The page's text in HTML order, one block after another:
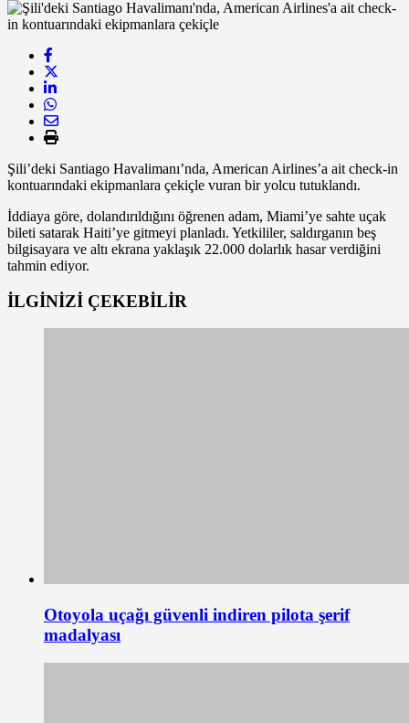
Şili’deki Santiago Havalimanı’nda, American Airlines’a ait check-in
kontuarındaki ekipmanlara çekiçle vuran bir yolcu tutuklandı.
İddiaya göre, dolandırıldığını öğrenen adam, Miami’ye sahte uçak
bileti satarak Haiti’ye gitmeyi planladı. Yetkililer, saldırganın beş
bilgisayara ve altı ekrana yaklaşık 22.000 dolarlık hasar verdiğini
tahmin ediyor.
İLGİNİZİ ÇEKEBİLİR
Otoyola uçağı güvenli indiren pilota şerif
madalyası